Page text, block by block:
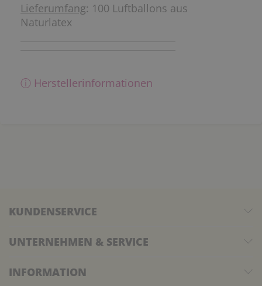
Lieferumfang: 100 Luftballons aus
Naturlatex
ⓘ Herstellerinformationen
KUNDENSERVICE
UNTERNEHMEN & SERVICE
INFORMATION